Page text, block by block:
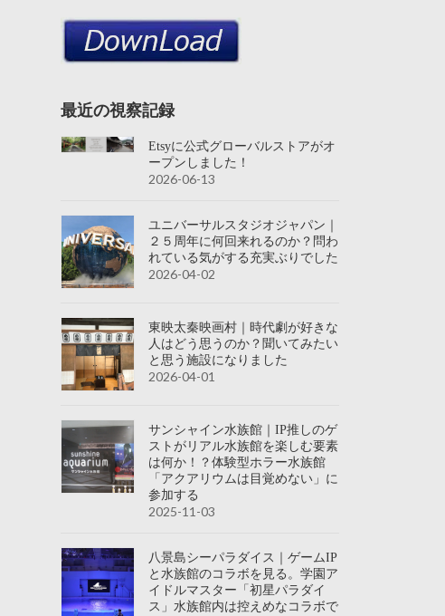
最近の視察記録
Etsyに公式グローバルストアがオ
ープンしました！
2026-06-13
ユニバーサルスタジオジャパン｜
２５周年に何回来れるのか？問わ
れている気がする充実ぶりでした
2026-04-02
東映太秦映画村｜時代劇が好きな
人はどう思うのか？聞いてみたい
と思う施設になりました
2026-04-01
サンシャイン水族館｜IP推しのゲ
ストがリアル水族館を楽しむ要素
は何か！？体験型ホラー水族館
「アクアリウムは目覚めない」に
参加する
2025-11-03
八景島シーパラダイス｜ゲームIP
と水族館のコラボを見る。学園ア
イドルマスター「初星パラダイ
ス」水族館内は控えめなコラボで